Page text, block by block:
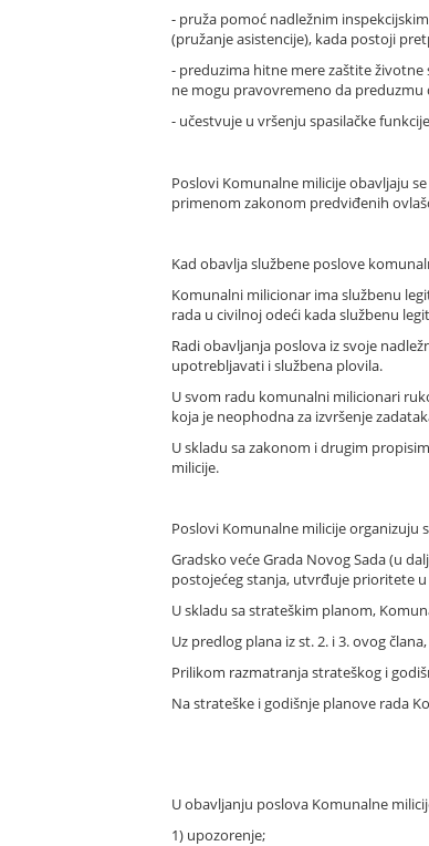
- pruža pomoć nadležnim
(pružanje asistencije), kada postoji
- preduzima hitne mere zaštite
ne mogu pravovremeno da preduzmu
- učestvuje u vršenju spasilačke
Poslovi Komunalne milicije obavljaju
primenom zakonom predviđenih
Kad obavlja službene poslove
Komunalni milicionar ima službenu
rada u civilnoj odeći kada službenu
Radi obavljanja poslova iz svoje
upotrebljavati i službena plovila.
U svom radu komunalni milicionari
koja je neophodna za izvršenje
U skladu sa zakonom i drugim
milicije.
Poslovi Komunalne milicije organizuju
Gradsko veće Grada Novog Sada (u
postojećeg stanja, utvrđuje prioritete
U skladu sa strateškim planom,
Uz predlog plana iz st. 2. i 3. ovog
Prilikom razmatranja strateškog i
Na strateške i godišnje planove rada
U obavljanju poslova Komunalne
1) upozorenje;